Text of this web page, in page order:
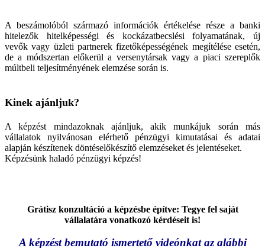
A beszámolóból származó információk értékelése része a banki
hitelezők hitelképességi és kockázatbecslési folyamatának, új
vevők vagy üzleti partnerek fizetőképességének megítélése esetén,
de a módszertan előkerül a versenytársak vagy a piaci szereplők
múltbeli teljesítményének elemzése során is.
Kinek ajánljuk?
A képzést mindazoknak ajánljuk, akik munkájuk során más
vállalatok nyilvánosan elérhető pénzügyi kimutatásai és adatai
alapján készítenek döntéselőkészítő elemzéseket és jelentéseket.
Képzésünk haladó pénzügyi képzés!
Grátisz konzultáció a képzésbe építve: Tegye fel saját
vállalatára vonatkozó kérdéseit is!
A képzést bemutató ismertető videónkat az alábbi